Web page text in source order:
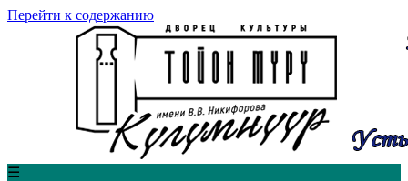
Перейти к содержанию
☰